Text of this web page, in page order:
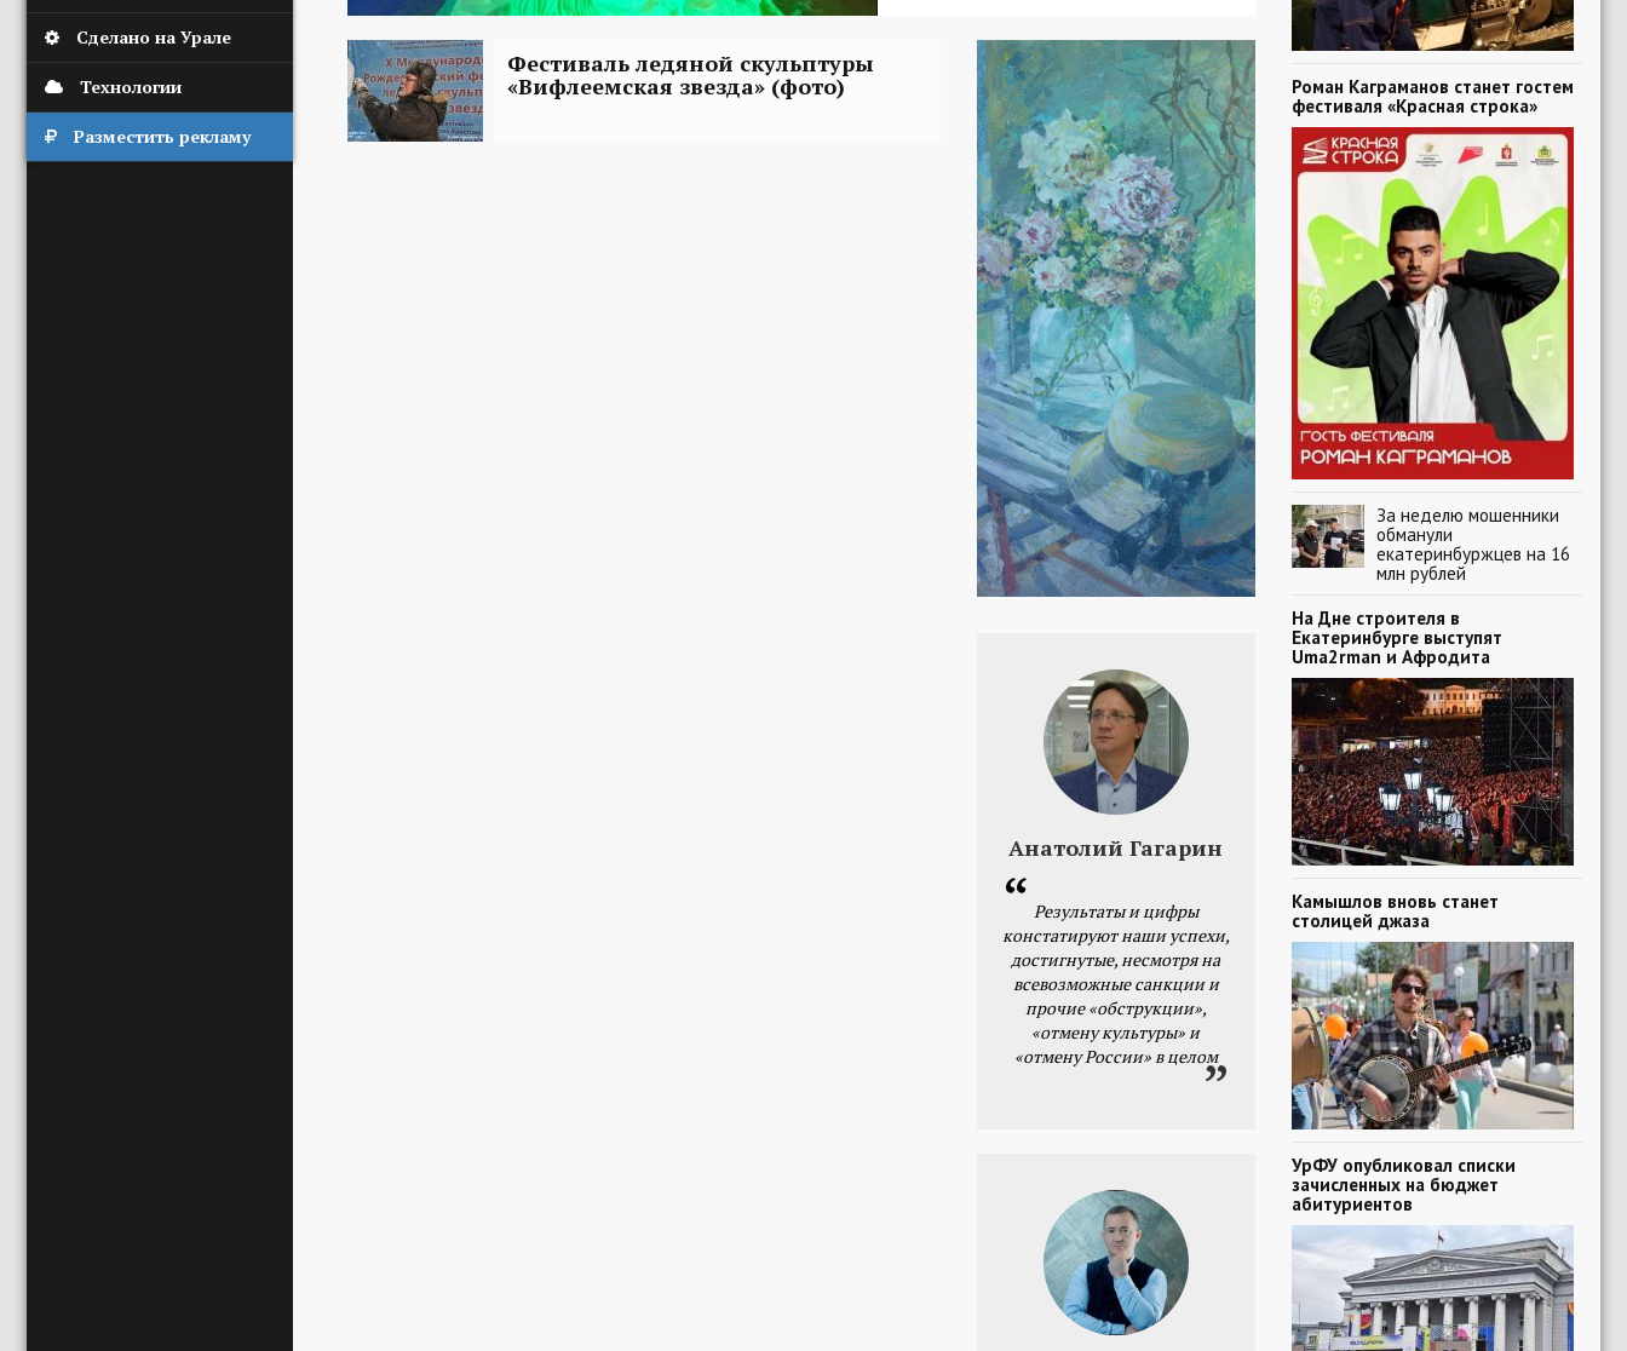
Сделано на Урале
Технологии
Разместить рекламу
Фестиваль ледяной скульптуры
«Вифлеемская звезда» (фото)
Анатолий Гагарин
Результаты и цифры
констатируют наши успехи,
достигнутые, несмотря на
всевозможные санкции и
прочие «обструкции»,
«отмену культуры» и
«отмену России» в целом
Роман Каграманов станет гостем
фестиваля «Красная строка»
За неделю мошенники
обманули
екатеринбуржцев на 16
млн рублей
На Дне строителя в
Екатеринбурге выступят
Uma2rman и Афродита
Камышлов вновь станет
столицей джаза
УрФУ опубликовал списки
зачисленных на бюджет
абитуриентов